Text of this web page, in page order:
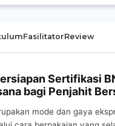
FasilitatorReview
Sertifikasi
bagi Penjahit
mode dan gaya